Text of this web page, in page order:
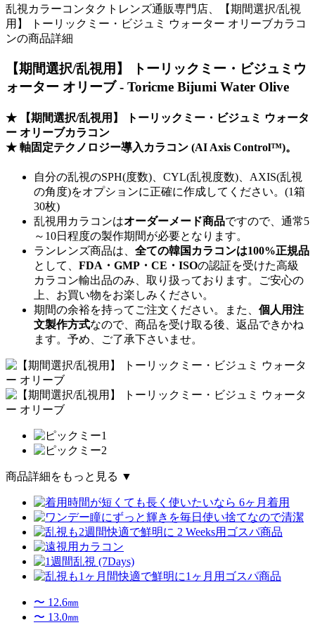
乱視カラーコンタクトレンズ通販専門店、【期間選択/乱視
用】 トーリックミー・ビジュミ ウォーター オリーブカラコ
ンの商品詳細
【期間選択/乱視用】 トーリックミー・ビジュミウ
ォーター オリーブ - Toricme Bijumi Water Olive
★ 【期間選択/乱視用】 トーリックミー・ビジュミ ウォータ
ー オリーブカラコン
★ 軸固定テクノロジー導入カラコン (AI Axis Control™)。
自分の乱視のSPH(度数)、CYL(乱視度数)、AXIS(乱視
の角度)をオプションに正確に作成してください。(1箱
30枚)
乱視用カラコンはオーダーメード商品ですので、 通常5
～10日程度の製作期間が必要となります。
ランレンズ商品は、 全ての韓国カラコンは100%正規品
として、 FDA・GMP・CE・ISOの認証を受けた高級
カラコン輸出品のみ、取り扱っております。ご安心の
上、お買い物をお楽しみください。
期間の余裕を持ってご注文ください。また、 個人用注
文製作方式なので、商品を受け取る後、返品できかね
ます。予め、ご了承下さいませ。
商品詳細をもっと見る ▼
〜 12.6㎜
〜 13.0㎜